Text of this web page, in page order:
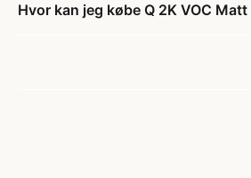
Hvor kan jeg købe Q 2K VOC